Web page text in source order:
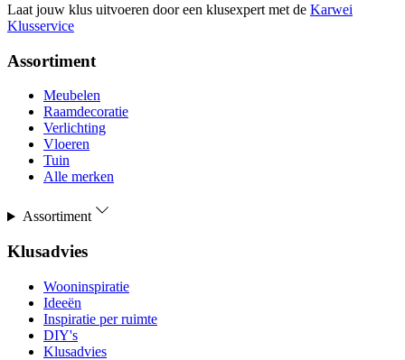
Laat jouw klus uitvoeren door een klusexpert met de Karwei
Klusservice
Assortiment
Meubelen
Raamdecoratie
Verlichting
Vloeren
Tuin
Alle merken
Assortiment
Klusadvies
Wooninspiratie
Ideeën
Inspiratie per ruimte
DIY's
Klusadvies